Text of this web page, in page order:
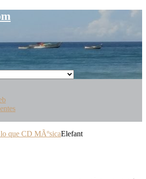
que CD MÃºsicaElefant